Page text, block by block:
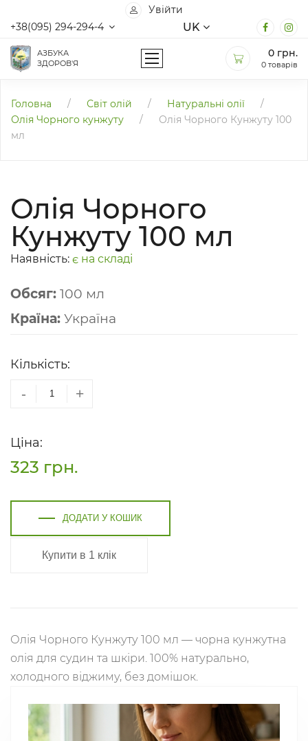
Увійти
+38(095) 294-294-4
UK
АЗБУКА
ЗДОРОВ'Я
0 грн.
0 товарів
Головна / Світ олій / Натуральні олії
/
Олія Чорного кунжуту
/
Олія Чорного Кунжуту 100
мл
Олія Чорного
Кунжуту 100 мл
Наявність: є на складі
Обсяг: 100 мл
Країна: Україна
Кількість:
- +
Ціна:
323 грн.
ДОДАТИ У КОШИК
Купити в 1 клік
Олія Чорного Кунжуту 100 мл — чорна кунжутна
олія для судин та шкіри. 100% натурально,
холодного віджиму, без домішок.